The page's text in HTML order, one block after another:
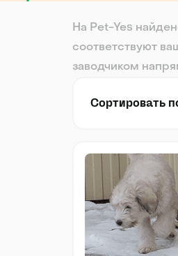
Сортировать
На Pet-Yes
соответствуют
заводчиком